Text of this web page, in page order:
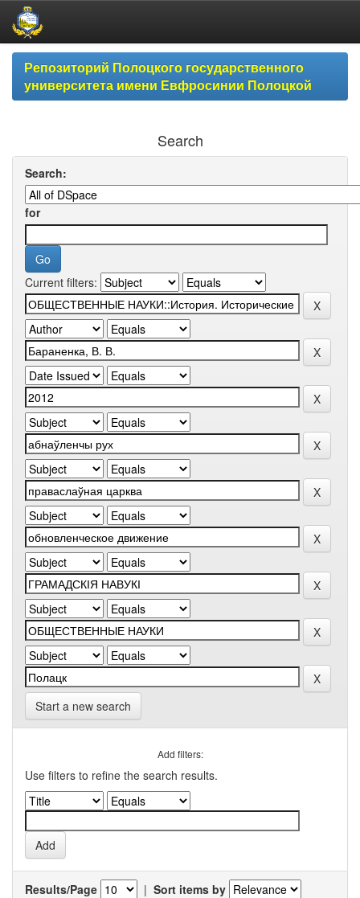
Skip
navigationРепозиторий Полоцкого государственного
университета имени Евфросинии Полоцкой
Search
Search:
for
Current filters:
Start a new search
Add filters:
Use filters to refine the search results.
Results/Page | Sort items by